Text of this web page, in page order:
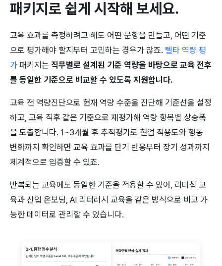
패키지로 쉽게 시작해 보세요.
교육 효과를 측정하려고 해도 어떤 문항을 만들고, 어떤 기준
으로 평가해야 할지부터 고민하는 경우가 많죠. 텔타 역량 평
가 패키지는 직무별로 설계된 기준 역량을 바탕으로 교육 전후
를 동일한 기준으로 비교할 수 있도록 지원합니다.
교육 전 역량진단으로 현재 역량 수준을 진단해 기준선을 설정
하고, 교육 직후 같은 기준으로 재평가해 역량 항목별 상승폭
을 도출합니다. 1~3개월 후 추적평가로 현업 적용도와 행동
변화까지 확인하면 교육 효과를 단기 반응부터 장기 성과까지
체계적으로 입증할 수 있죠.
반복되는 교육에도 동일한 기준을 적용할 수 있어, 리더십 교
육과 신입 온보딩, AI 리터러시 교육을 같은 방식으로 비교 가
능한 데이터로 관리할 수 있습니다.